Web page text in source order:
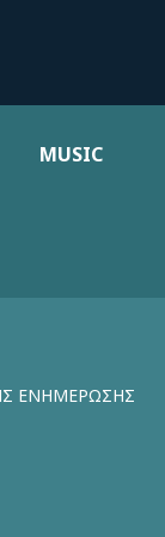
MUSIC
ΕΝΗΜΕΡΩΣΗΣ